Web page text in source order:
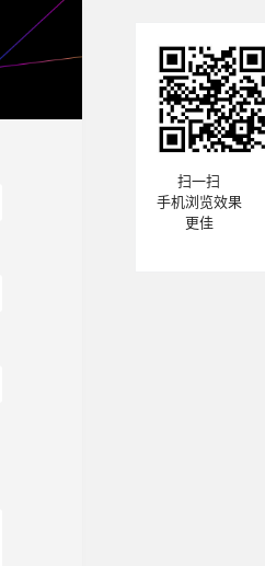
扫一扫
手机浏览效果
更佳